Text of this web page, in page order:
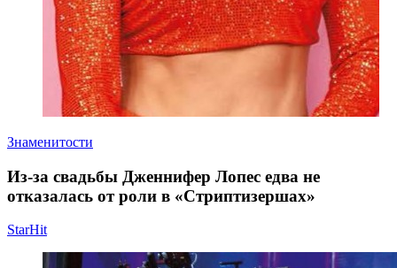
Знаменитости
Из-за свадьбы Дженнифер Лопес едва не
отказалась от роли в «Стриптизершах»
StarHit